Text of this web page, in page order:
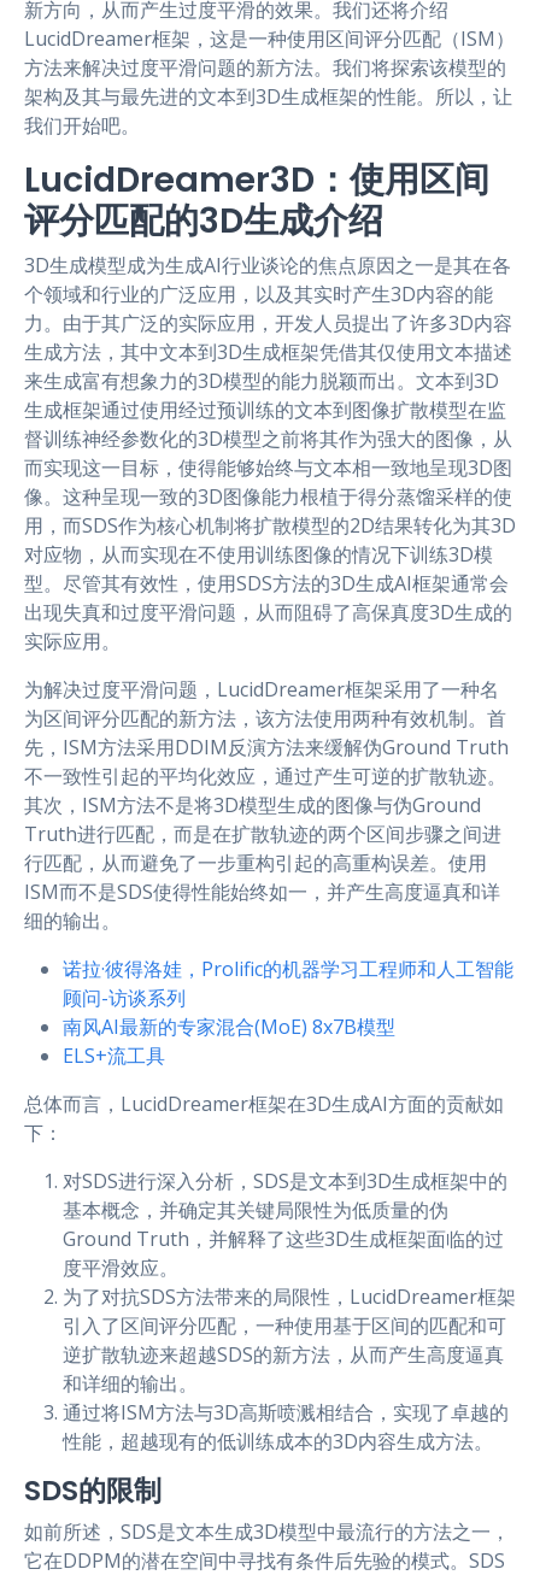
新方向，从而产生过度平滑的效果。我们还将介绍
LucidDreamer框架，这是一种使用区间评分匹配（ISM）
方法来解决过度平滑问题的新方法。我们将探索该模型的
架构及其与最先进的文本到3D生成框架的性能。所以，让
我们开始吧。
LucidDreamer3D：使用区间
评分匹配的3D生成介绍
3D生成模型成为生成AI行业谈论的焦点原因之一是其在各
个领域和行业的广泛应用，以及其实时产生3D内容的能
力。由于其广泛的实际应用，开发人员提出了许多3D内容
生成方法，其中文本到3D生成框架凭借其仅使用文本描述
来生成富有想象力的3D模型的能力脱颖而出。文本到3D
生成框架通过使用经过预训练的文本到图像扩散模型在监
督训练神经参数化的3D模型之前将其作为强大的图像，从
而实现这一目标，使得能够始终与文本相一致地呈现3D图
像。这种呈现一致的3D图像能力根植于得分蒸馏采样的使
用，而SDS作为核心机制将扩散模型的2D结果转化为其3D
对应物，从而实现在不使用训练图像的情况下训练3D模
型。尽管其有效性，使用SDS方法的3D生成AI框架通常会
出现失真和过度平滑问题，从而阻碍了高保真度3D生成的
实际应用。
为解决过度平滑问题，LucidDreamer框架采用了一种名
为区间评分匹配的新方法，该方法使用两种有效机制。首
先，ISM方法采用DDIM反演方法来缓解伪Ground Truth
不一致性引起的平均化效应，通过产生可逆的扩散轨迹。
其次，ISM方法不是将3D模型生成的图像与伪Ground
Truth进行匹配，而是在扩散轨迹的两个区间步骤之间进
行匹配，从而避免了一步重构引起的高重构误差。使用
ISM而不是SDS使得性能始终如一，并产生高度逼真和详
细的输出。
诺拉·彼得洛娃，Prolific的机器学习工程师和人工智能
顾问-访谈系列
南风AI最新的专家混合(MoE) 8x7B模型
ELS+流工具
总体而言，LucidDreamer框架在3D生成AI方面的贡献如
下：
对SDS进行深入分析，SDS是文本到3D生成框架中的
基本概念，并确定其关键局限性为低质量的伪
Ground Truth，并解释了这些3D生成框架面临的过
度平滑效应。
为了对抗SDS方法带来的局限性，LucidDreamer框架
引入了区间评分匹配，一种使用基于区间的匹配和可
逆扩散轨迹来超越SDS的新方法，从而产生高度逼真
和详细的输出。
通过将ISM方法与3D高斯喷溅相结合，实现了卓越的
性能，超越现有的低训练成本的3D内容生成方法。
SDS的限制
如前所述，SDS是文本生成3D模型中最流行的方法之一，
它在DDPM的潜在空间中寻找有条件后先验的模式。SDS